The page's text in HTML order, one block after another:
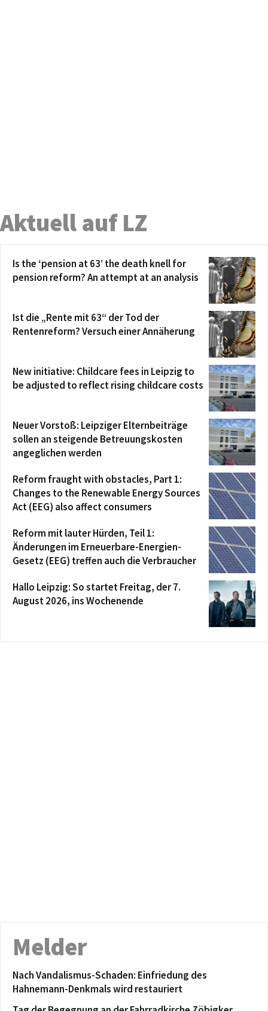
Aktuell auf LZ
Is the ‘pension at 63’ the death knell for
pension reform? An attempt at an analysis
Ist die „Rente mit 63“ der Tod der
Rentenreform? Versuch einer Annäherung
New initiative: Childcare fees in Leipzig to
be adjusted to reflect rising childcare costs
Neuer Vorstoß: Leipziger Elternbeiträge
sollen an steigende Betreuungskosten
angeglichen werden
Reform fraught with obstacles, Part 1:
Changes to the Renewable Energy Sources
Act (EEG) also affect consumers
Reform mit lauter Hürden, Teil 1:
Änderungen im Erneuerbare-Energien-
Gesetz (EEG) treffen auch die Verbraucher
Hallo Leipzig: So startet Freitag, der 7.
August 2026, ins Wochenende
Melder
Nach Vandalismus-Schaden: Einfriedung des
Hahnemann-Denkmals wird restauriert